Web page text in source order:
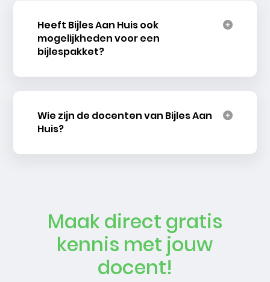
Heeft Bijles Aan Huis ook
mogelijkheden voor een
bijlespakket?
Wie zijn de docenten van Bijles Aan
Huis?
Maak direct gratis
kennis met jouw
docent!